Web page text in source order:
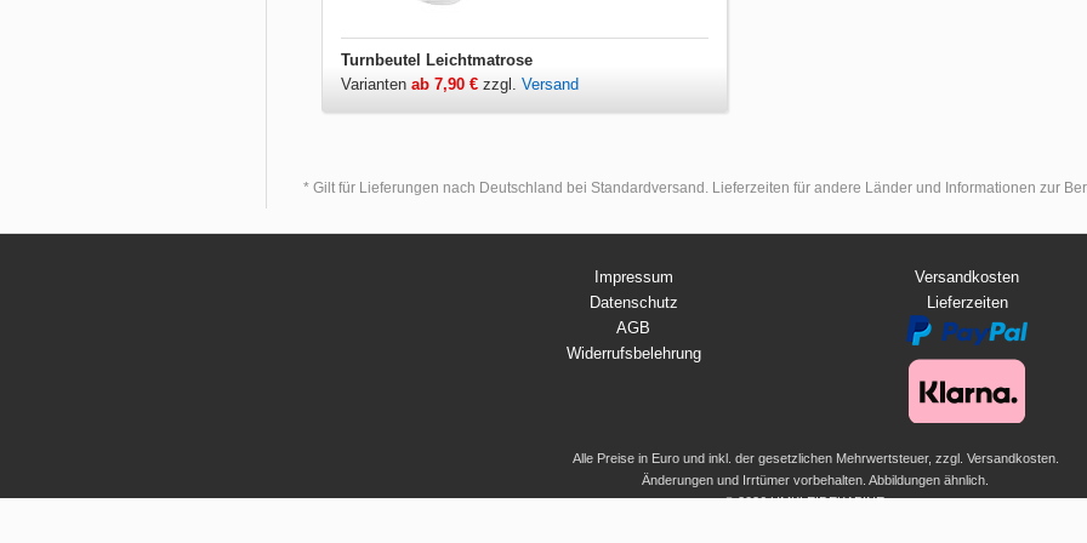
Turnbeutel Leichtmatrose
Varianten ab 7,90 € zzgl. Versand
* Gilt für Lieferungen nach Deutschland bei Standardversand. Lieferzeiten für andere Länder und Informationen zur
Impressum
Datenschutz
AGB
Widerrufsbelehrung
Versandkosten
Lieferzeiten
Alle Preise in Euro und inkl. der gesetzlichen Mehrwertsteuer, zzgl. Versandkosten.
Änderungen und Irrtümer vorbehalten. Abbildungen ähnlich.
© 2026 UMKLEIDEKABINE.net